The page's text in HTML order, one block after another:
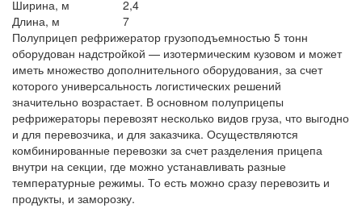
Ширина, м
2,4
Длина, м
7
Полуприцеп рефрижератор грузоподъемностью 5 тонн
оборудован надстройкой — изотермическим кузовом и может
иметь множество дополнительного оборудования, за счет
которого универсальность логистических решений
значительно возрастает. В основном полуприцепы
рефрижераторы перевозят несколько видов груза, что выгодно
и для перевозчика, и для заказчика. Осуществляются
комбинированные перевозки за счет разделения прицепа
внутри на секции, где можно устанавливать разные
температурные режимы. То есть можно сразу перевозить и
продукты, и заморозку.